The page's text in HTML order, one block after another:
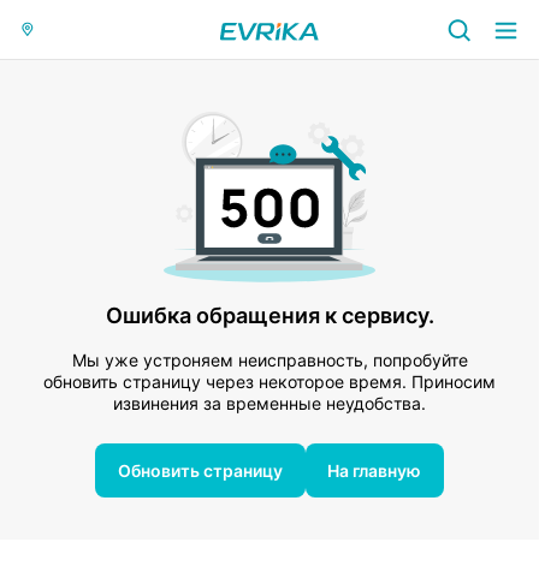
Ошибка обращения к сервису.
Мы уже устроняем неисправность, попробуйте
обновить страницу через некоторое время. Приносим
извинения за временные неудобства.
Обновить страницу На главную